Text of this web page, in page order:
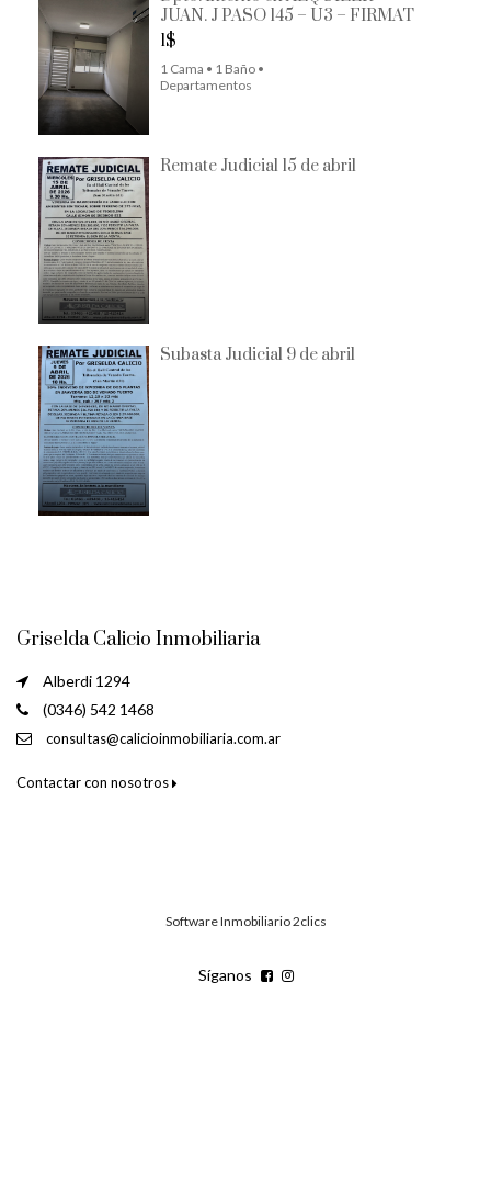
JUAN. J PASO 145 – U3 – FIRMAT
1$
1 Cama • 1 Baño •
Departamentos
Remate Judicial 15 de abril
Subasta Judicial 9 de abril
Griselda Calicio Inmobiliaria
Alberdi 1294
(0346) 542 1468
consultas@calicioinmobiliaria.com.ar
Contactar con nosotros
Software Inmobiliario 2clics
Síganos